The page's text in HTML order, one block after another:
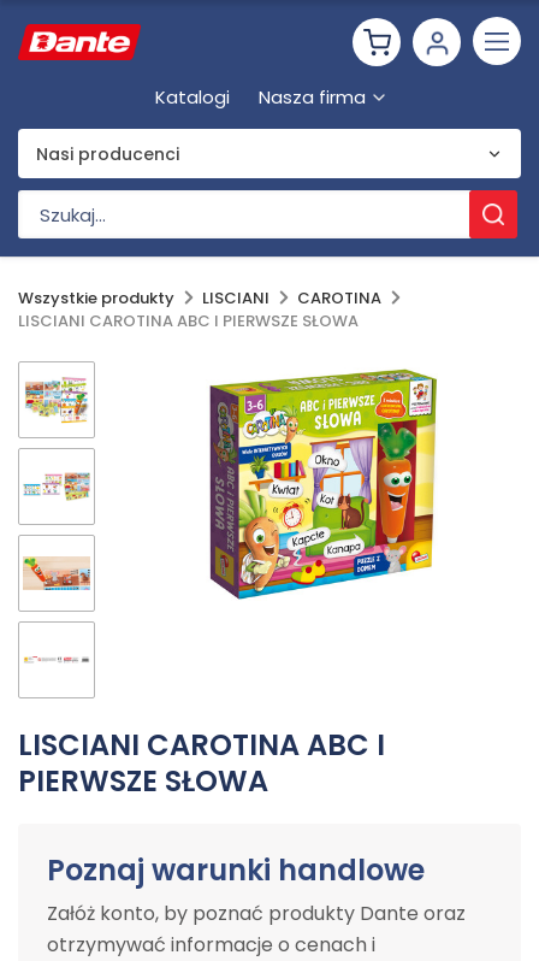
Katalogi Nasza firma
Nasi producenci
Wszystkie produkty LISCIANI
CAROTINA
LISCIANI CAROTINA ABC I PIERWSZE SŁOWA
LISCIANI CAROTINA ABC I
PIERWSZE SŁOWA
Poznaj warunki handlowe
Załóż konto, by poznać produkty Dante oraz
otrzymywać informacje o cenach i